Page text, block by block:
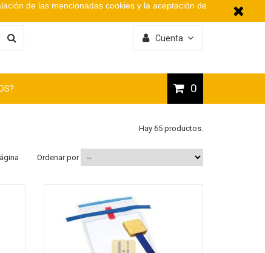
Cuenta
0
Hay 65 productos.
Ordenar por
de las mencionadas cookies y la aceptación de